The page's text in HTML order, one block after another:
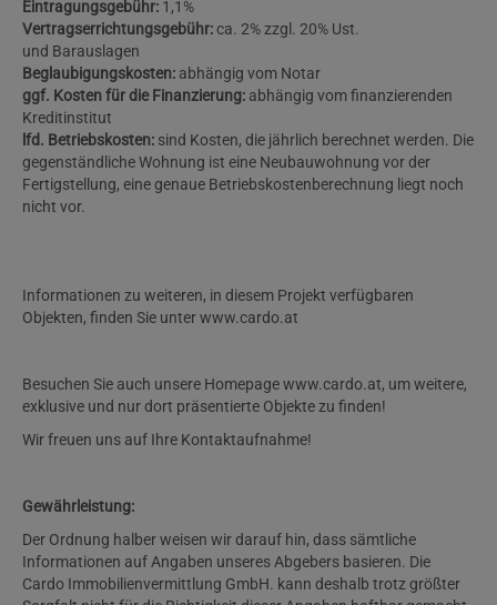
Eintragungsgebühr: 1,1%
Vertragserrichtungsgebühr:ca. 2% zzgl. 20% Ust.
und Barauslagen
Beglaubigungskosten: abhängig vom Notar
ggf. Kosten für die Finanzierung: abhängig vom finanzierenden
Kreditinstitut
lfd. Betriebskosten: sind Kosten, die jährlich berechnet werden. Die
gegenständliche Wohnung ist eine Neubauwohnung vor der
Fertigstellung, eine genaue Betriebskostenberechnung liegt noch
nicht vor.
Informationen zu weiteren, in diesem Projekt verfügbaren
Objekten, finden Sie unter www.cardo.at
Besuchen Sie auch unsere Homepage www.cardo.at, um weitere,
exklusive und nur dort präsentierte Objekte zu finden!
Wir freuen uns auf Ihre Kontaktaufnahme!
Gewährleistung:
Der Ordnung halber weisen wir darauf hin, dass sämtliche
Informationen auf Angaben unseres Abgebers basieren. Die
Cardo Immobilienvermittlung GmbH. kann deshalb trotz größter